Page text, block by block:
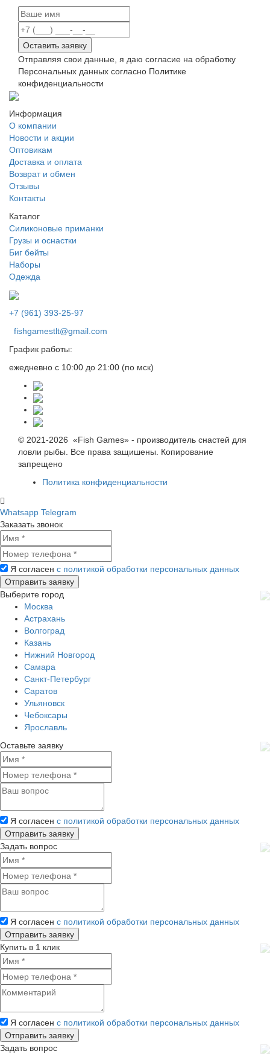
Оставить заявку
Отправляя свои данные, я даю согласие на обработку
Персональных данных согласно Политике
конфиденциальности
Информация
О компании
Новости и акции
Оптовикам
Доставка и оплата
Возврат и обмен
Отзывы
Контакты
Каталог
Силиконовые приманки
Грузы и оснастки
Биг бейты
Наборы
Одежда
+7 (961) 393-25-97
fishgamestlt@gmail.com
График работы:
ежедневно с 10:00 до 21:00 (по мск)
© 2021-2026 «Fish Games» - производитель снастей для
ловли рыбы. Все права защишены. Копирование
запрещено
Политика конфиденциальности
Whatsapp Telegram
Заказать звонок
Я согласен с политикой обработки персональных данных
Выберите город
Москва
Астрахань
Волгоград
Казань
Нижний Новгород
Самара
Санкт-Петербург
Саратов
Ульяновск
Чебоксары
Ярославль
Оставьте заявку
Я согласен с политикой обработки персональных данных
Задать вопрос
Я согласен с политикой обработки персональных данных
Купить в 1 клик
Я согласен с политикой обработки персональных данных
Задать вопрос